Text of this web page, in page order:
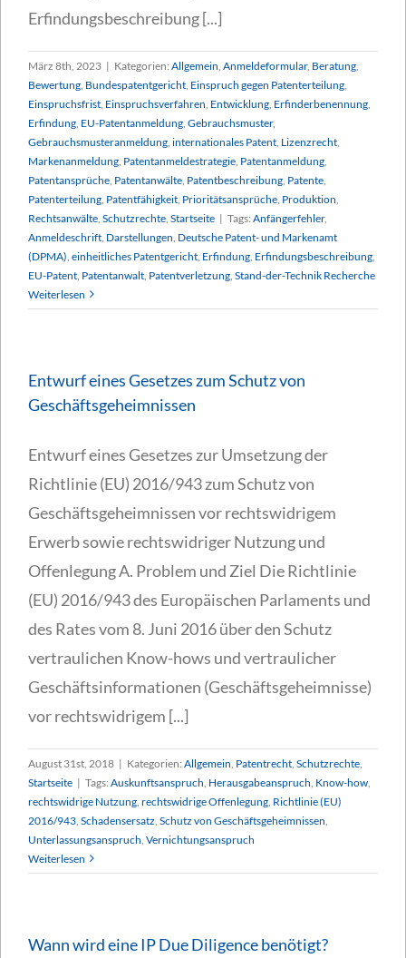
Erfindungsbeschreibung [...]
März 8th, 2023 | Kategorien: Allgemein Anmeldeformular, Beratung
Bewertung Bundespatentgericht Einspruch gegen Patenterteilung
Einspruchsfrist Einspruchsverfahren Entwicklung Erfinderbenennung
Erfindung EU-Patentanmeldung Gebrauchsmuster,
Gebrauchsmusteranmeldung internationales Patent Lizenzrecht
Markenanmeldung Patentanmeldestrategie Patentanmeldung
Patentansprüche Patentanwälte Patentbeschreibung Patente
Patenterteilung Patentfähigkeit Prioritätsansprüche Produktion
Rechtsanwälte Schutzrechte Startseite | Tags: Anfängerfehler,
Anmeldeschrift Darstellungen Deutsche Patent- und Markenamt
(DPMA) einheitliches Patentgericht Erfindung Erfindungsbeschreibung
EU-Patent Patentanwalt Patentverletzung Stand-der-Technik Recherche
Weiterlesen
Entwurf eines Gesetzes zum Schutz von
Geschäftsgeheimnissen
Entwurf eines Gesetzes zur Umsetzung der
Richtlinie (EU) 2016/943 zum Schutz von
Geschäftsgeheimnissen vor rechtswidrigem
Erwerb sowie rechtswidriger Nutzung und
Offenlegung A. Problem und Ziel Die Richtlinie
(EU) 2016/943 des Europäischen Parlaments und
des Rates vom 8. Juni 2016 über den Schutz
vertraulichen Know-hows und vertraulicher
Geschäftsinformationen (Geschäftsgeheimnisse)
vor rechtswidrigem [...]
August 31st, 2018 | Kategorien: Allgemein Patentrecht Schutzrechte
Startseite | Tags: Auskunftsanspruch Herausgabeanspruch Know-how
rechtswidrige Nutzung rechtswidrige Offenlegung Richtlinie (EU)
2016/943 Schadensersatz Schutz von Geschäftsgeheimnissen
Unterlassungsanspruch Vernichtungsanspruch
Weiterlesen
Wann wird eine IP Due Diligence benötigt?